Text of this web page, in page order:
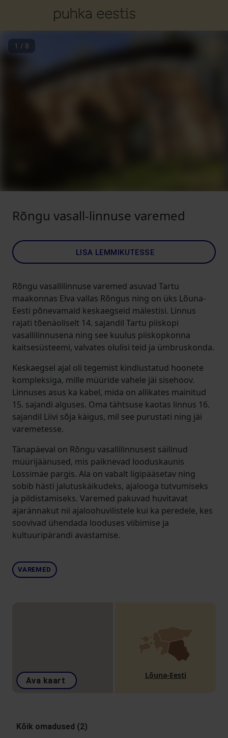
1 / 8
Rõngu vasall-linnuse varemed
LISA LEMMIKUTESSE
Rõngu vasallilinnuse varemed asuvad Tartu
maakonnas Elva vallas Rõngus ning on üks Lõuna-
Eesti põnevamaid keskaegseid mälestisi. Linnus
rajati tõenäoliselt 14. sajandil Tartu piiskopi
vasallilinnusena ning see kuulus piiskopkonna
kaitsesüsteemi, valvates olulisi teid ja ümbruskonda.
Keskaegsel ajal oli tegemist kindlustatud hoonete
kompleksiga, mille müüride vahele jäi sisehoov.
Linnuses asus ka kabel, mida on allikates mainitud
15. sajandi alguses. Oma tähtsuse kaotas linnus 16.
sajandil Liivi sõja käigus, mil see purustati ning jäi
varemetesse.
Tänapäeval on Rõngu vasallilinnusest säilinud
müürijäänused, mis paiknevad looduskaunis
Lossimäe pargis. Ala on vabalt ligipääsetav ning
sobib hästi jalutuskäikudeks, ajalooga tutvumiseks
ja pildistamiseks. Varemed pakuvad huvitavat
ajarännakut nii ajaloohuvilistele kui ka peredele, kes
soovivad ühendada looduses viibimise ja
kultuuripärandi avastamise.
VAREMED
Ava kaart
Lõuna-Eesti
Kõik omadused (2)